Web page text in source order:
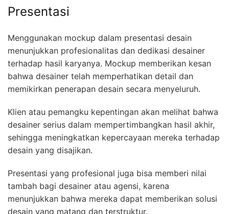
Presentasi
Menggunakan mockup dalam presentasi desain
menunjukkan profesionalitas dan dedikasi desainer
terhadap hasil karyanya. Mockup memberikan kesan
bahwa desainer telah memperhatikan detail dan
memikirkan penerapan desain secara menyeluruh.
Klien atau pemangku kepentingan akan melihat bahwa
desainer serius dalam mempertimbangkan hasil akhir,
sehingga meningkatkan kepercayaan mereka terhadap
desain yang disajikan.
Presentasi yang profesional juga bisa memberi nilai
tambah bagi desainer atau agensi, karena
menunjukkan bahwa mereka dapat memberikan solusi
desain yang matang dan terstruktur.